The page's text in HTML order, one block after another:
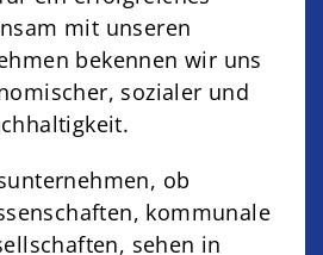
mit unseren
bekennen wir uns
sozialer und
ob
kommunale
sehen in